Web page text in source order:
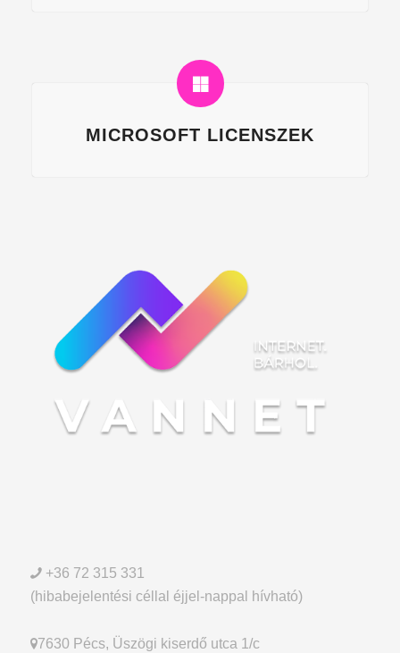
MICROSOFT LICENSZEK
+36 72 315 331
(hibabejelentési céllal éjjel-nappal hívható)
7630 Pécs, Üszögi kiserdő utca 1/c